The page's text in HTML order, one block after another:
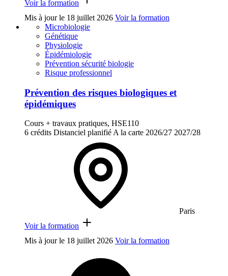
Voir la formation
Mis à jour le 18 juillet 2026 Voir la formation
Microbiologie
Génétique
Physiologie
Épidémiologie
Prévention sécurité biologie
Risque professionnel
Prévention des risques biologiques et
épidémiques
Cours + travaux pratiques, HSE110
6 crédits Distanciel planifiéA la carte 2026/27 2027/28
Paris
Voir la formation
Mis à jour le 18 juillet 2026 Voir la formation